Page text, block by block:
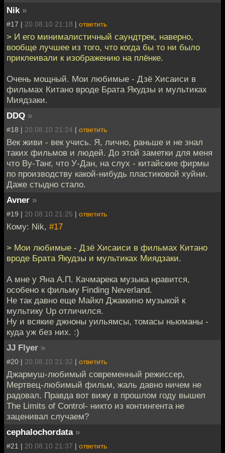
Nik »
#17 | 20.08.10 21:18 | ответить
> И его минималистичный саундтрек, наверно,
вообще лучшее из того, что когда бы то ни было
приклеивали к изображению на плёнке.
Очень мощный. Мои любимые - Дзё Хисаиси в
фильмах Китано вроде Брата Якудзы и мультиках
Миядзаки.
DDQ »
#18 | 20.08.10 21:24 | ответить
Век живи - век учись. Я, лично, раньше и не знал
таких фильмов и людей. До этой заметки для меня
что Ву-Танг, что У-Дан, на слух - китайские фирмы
по производству какой-нибудь пластиковой хуйни.
Даже стыдно стало.
Avner »
#19 | 20.08.10 21:25 | ответить
Кому: Nik, #17
> Мои любимые - Дзё Хисаиси в фильмах Китано
вроде Брата Якудзы и мультиках Миядзаки.
А мне у Яна А.П. Качмарека музыка нравится,
особено к фильму Finding Neverland.
Не так давно еще Майкл Джаккино музыкой к
мультику Up отличился.
Ну и всякие джноны уильямсы, томасы ньюманы -
куда уж без них. :)
JJ Flyer »
#20 | 20.08.10 21:32 | ответить
Джармуш-любимый современный режиссер,
Мертвец-любимый фильм, жаль давно ничем не
радовал. Правда вот вижу в прошлом году вышел
The Limits of Control- никто из контингента не
заценивал случаем?
cephalochordata »
#21 | 20.08.10 21:37 | ответить